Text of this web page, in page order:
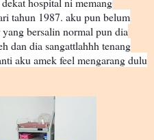
tahun 1987. aku pun belum
bersalin normal pun dia
dan dia sangattlahhh tenang
aku amek feel mengarang dulu